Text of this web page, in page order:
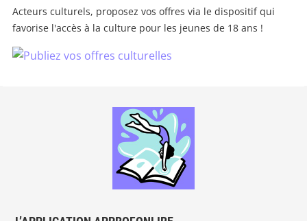
Acteurs culturels, proposez vos offres via le dispositif qui
favorise l'accès à la culture pour les jeunes de 18 ans !